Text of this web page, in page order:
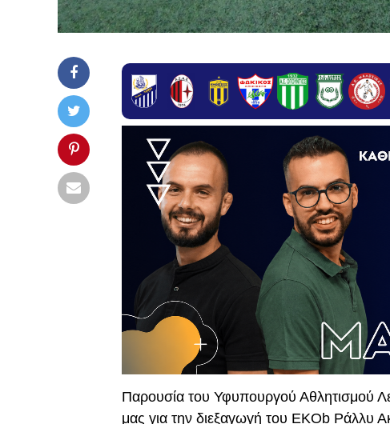
Παρουσία του Υφυπουργού Αθλητισμού
μας για την διεξαγωγή του EKOb Ράλλυ